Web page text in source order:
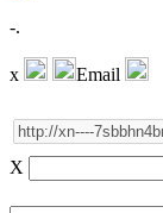
-.
x Email
X